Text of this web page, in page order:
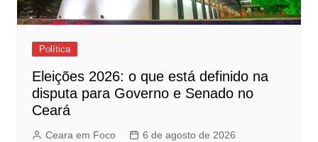
Política
Eleições 2026: o que está definido na
disputa para Governo e Senado no
Ceará
Ceara em Foco 6 de agosto de 2026